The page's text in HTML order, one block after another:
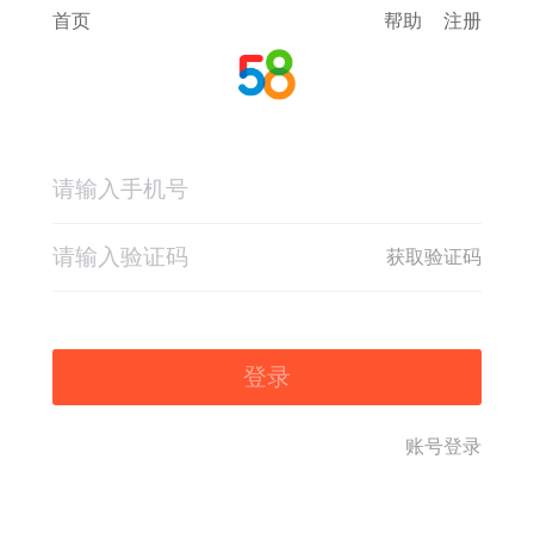
首页 帮助 注册
获取验证码
登录
账号登录